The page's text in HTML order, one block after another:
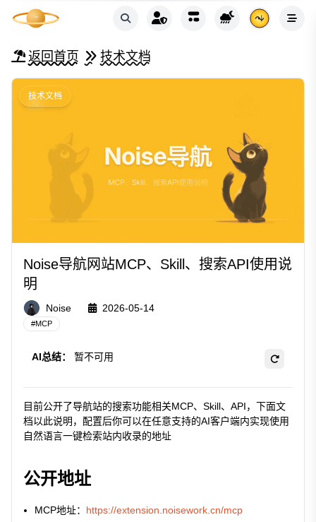
返回首页 技术文档
技术文档
Noise导航网站MCP、Skill、搜索API使用说
明
Noise 2026-05-14
#MCP
AI总结： 暂不可用
目前公开了导航站的搜索功能相关MCP、Skill、API，下面文
档以此说明，配置后你可以在任意支持的AI客户端内实现使用
自然语言一键检索站内收录的地址
公开地址
MCP地址： https://extension.noisework.cn/mcp